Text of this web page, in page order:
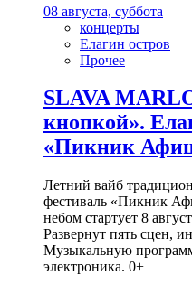
08 августа, суббота
концерты
Елагин остров
Прочее
SLAVA
кнопкой».
«Пикник
Летний вайб
фестиваль «Пикник
небом стартует 8
Развернут пять сцен,
Музыкальную
электроника. 0+